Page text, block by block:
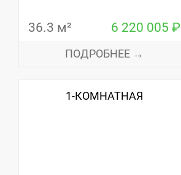
36.3 м² 6 220 005 ₽
ПОДРОБНЕЕ →
1-КОМНАТНАЯ